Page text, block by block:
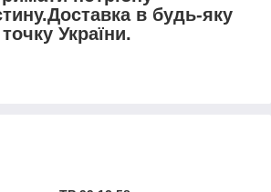
в будь-яку
точку України.